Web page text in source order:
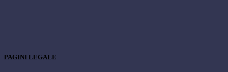
PAGINI LEGALE